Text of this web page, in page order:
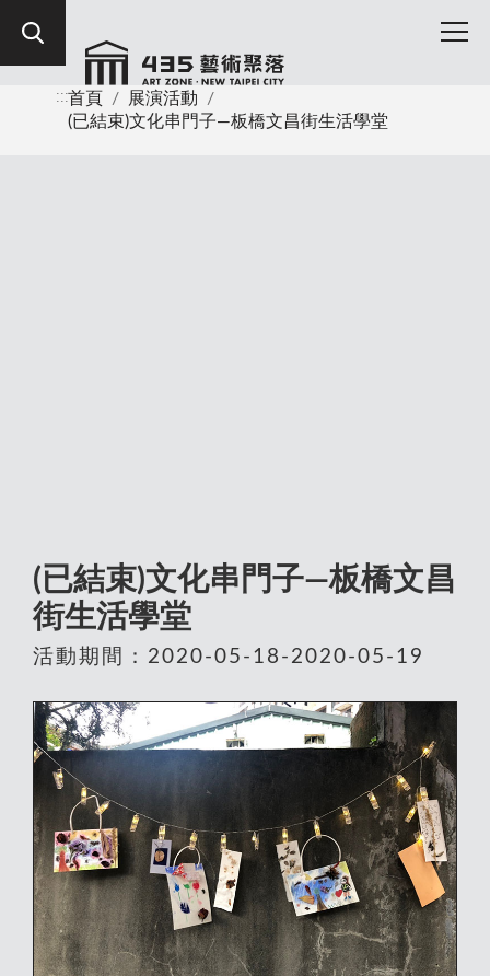
:::首頁 / 展演活動
/
(已結束)文化串門子—板橋文昌街生活學堂
(已結束)文化串門子—板橋文昌
街生活學堂
活動期間：2020-05-18-2020-05-19